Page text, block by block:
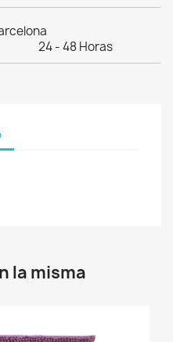
24 - 48 Horas
la misma